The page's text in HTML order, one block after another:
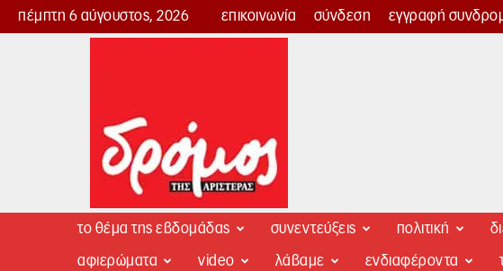
πέμπτη 6 αύγουστος, 2026 επικοινωνία σύνδεση εγγραφή
Δρόμος
το θέμα της εβδομάδας συνεντεύξεις πολιτική
αφιερώματα video λάβαμε ενδιαφέροντα